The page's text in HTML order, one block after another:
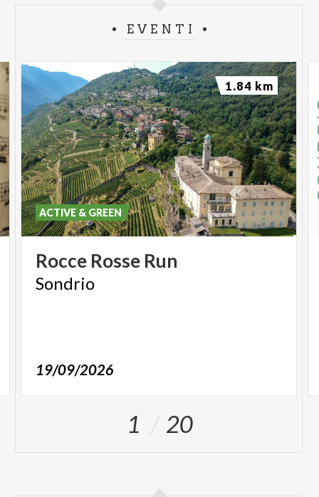
EVENTI
Rocce Rosse Run
Sondrio
19/09/2026
ACTIVE & GREEN
1.84 km
1 20